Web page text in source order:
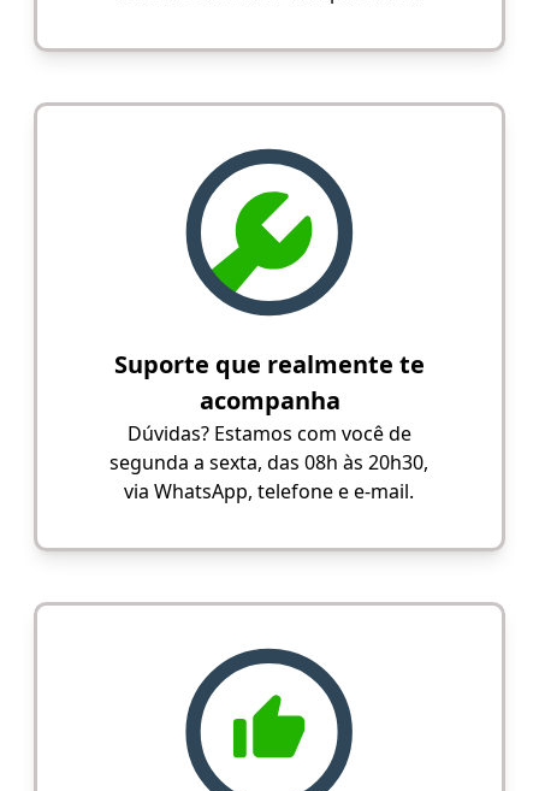
Suporte que realmente te
acompanha
Dúvidas? Estamos com você de
segunda a sexta, das 08h às 20h30,
via WhatsApp, telefone e e-mail.